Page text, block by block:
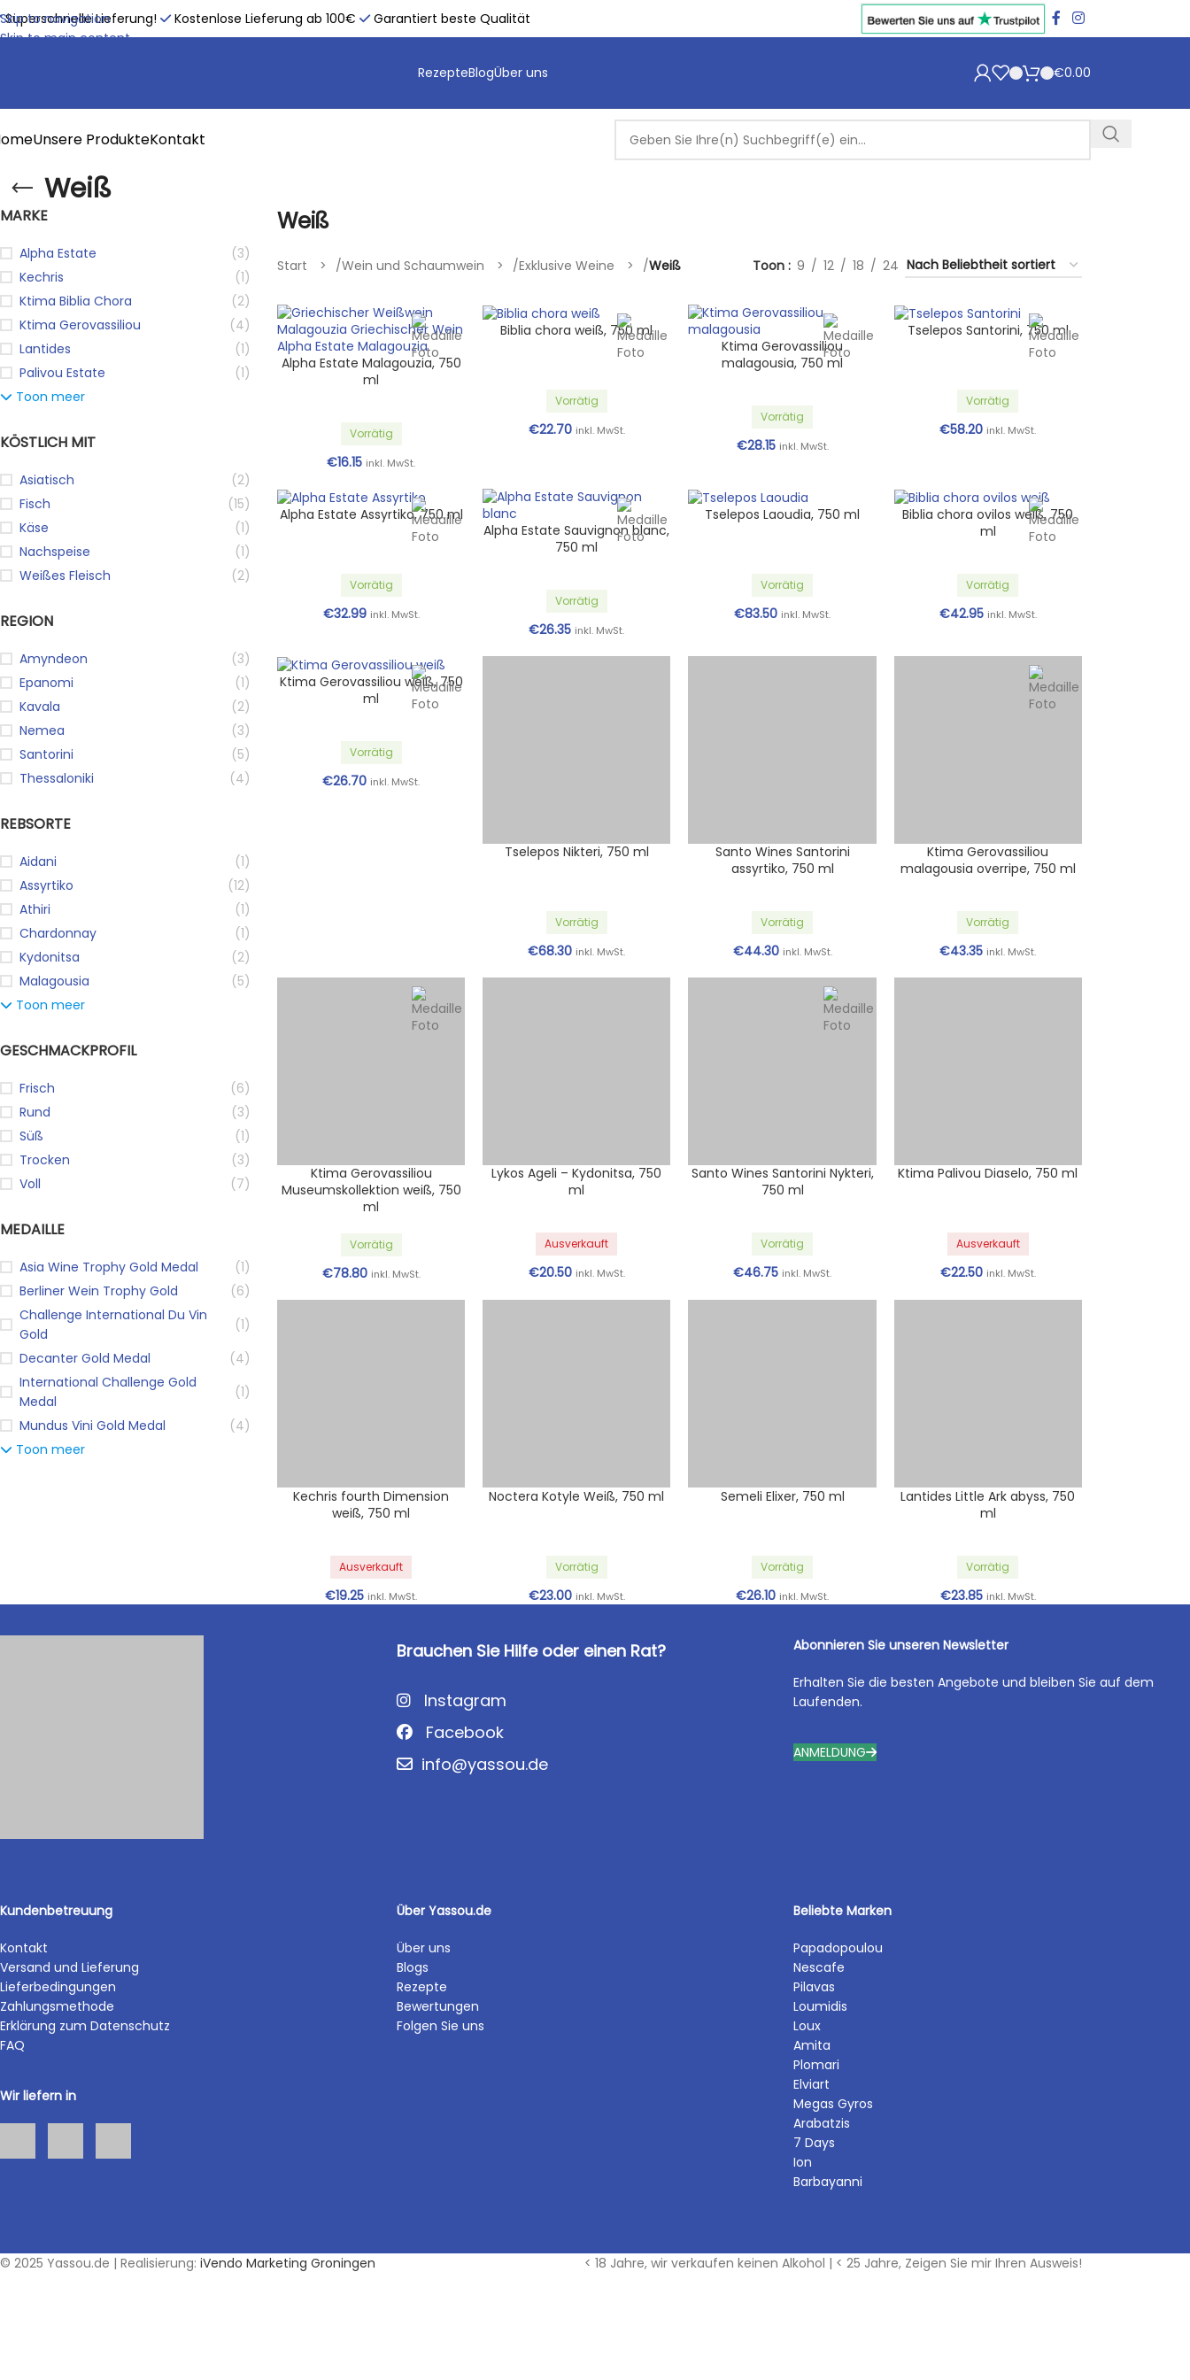
Skip to navigation
Skip to main content
Superschnelle Lieferung! Kostenlose Lieferung ab 100€ Garantiert beste Qualität
RezepteBlogÜber uns €0.00
Unsere ProdukteKontakt
Weiß
MARKE
Alpha Estate
(3)
Kechris
(1)
Ktima Biblia Chora
(2)
Ktima Gerovassiliou
(4)
Lantides
(1)
Palivou Estate
(1)
Toon meer
KÖSTLICH MIT
Asiatisch
(2)
Fisch
(15)
Käse
(1)
Nachspeise
(1)
Weißes Fleisch
(2)
REGION
Amyndeon
(3)
Epanomi
(1)
Kavala
(2)
Nemea
(3)
Santorini
(5)
Thessaloniki
(4)
REBSORTE
Aidani
(1)
Assyrtiko
(12)
Athiri
(1)
Chardonnay
(1)
Kydonitsa
(2)
Malagousia
(5)
Toon meer
GESCHMACKPROFIL
Frisch
(6)
Rund
(3)
Süß
(1)
Trocken
(3)
Voll
(7)
MEDAILLE
Asia Wine Trophy Gold Medal
(1)
Berliner Wein Trophy Gold
(6)
Challenge International Du Vin
Gold
(1)
Decanter Gold Medal
(4)
International Challenge Gold
Medal
(1)
Mundus Vini Gold Medal
(4)
Toon meer
Weiß
Start /Wein und Schaumwein /Exklusive Weine /Weiß Toon 9 12 18 24
Alpha Estate Malagouzia, 750
ml
Vorrätig
€16.15 inkl. MwSt.
Biblia chora weiß, 750 ml
Vorrätig
€22.70 inkl. MwSt.
Ktima Gerovassiliou
malagousia, 750 ml
Vorrätig
€28.15 inkl. MwSt.
Tselepos Santorini, 750 ml
Vorrätig
€58.20 inkl. MwSt.
Alpha Estate Assyrtiko, 750 ml
Vorrätig
€32.99 inkl. MwSt.
Alpha Estate Sauvignon blanc,
750 ml
Vorrätig
€26.35 inkl. MwSt.
Tselepos Laoudia, 750 ml
Vorrätig
€83.50 inkl. MwSt.
Biblia chora ovilos weiß, 750
ml
Vorrätig
€42.95 inkl. MwSt.
Ktima Gerovassiliou weiß, 750
ml
Vorrätig
€26.70 inkl. MwSt.
Santo Wines Santorini
assyrtiko, 750 ml
Vorrätig
€44.30 inkl. MwSt.
Ktima Gerovassiliou
malagousia overripe, 750 ml
Vorrätig
€43.35 inkl. MwSt.
Ktima Gerovassiliou
Museumskollektion weiß, 750
ml
Vorrätig
€78.80 inkl. MwSt.
Lykos Ageli – Kydonitsa, 750
ml
Ausverkauft
€20.50 inkl. MwSt.
Santo Wines Santorini Nykteri,
750 ml
Vorrätig
€46.75 inkl. MwSt.
Ktima Palivou Diaselo, 750 ml
Ausverkauft
€22.50 inkl. MwSt.
Kechris fourth Dimension
weiß, 750 ml
Ausverkauft
€19.25 inkl. MwSt.
Noctera Kotyle Weiß, 750 ml
Vorrätig
€23.00 inkl. MwSt.
Semeli Elixer, 750 ml
Vorrätig
€26.10 inkl. MwSt.
Lantides Little Ark abyss, 750
ml
Vorrätig
€23.85 inkl. MwSt.
Brauchen Sie Hilfe oder einen Rat?
Instagram
Facebook
info@yassou.de
Abonnieren Sie unseren Newsletter
Erhalten Sie die besten Angebote und bleiben Sie auf dem
Laufenden.
ANMELDUNG
Kundenbetreuung
Kontakt
Versand und Lieferung
Lieferbedingungen
Zahlungsmethode
Erklärung zum Datenschutz
FAQ
Wir liefern in
Über Yassou.de
Über uns
Blogs
Rezepte
Bewertungen
Folgen Sie uns
Beliebte Marken
Papadopoulou
Nescafe
Pilavas
Loumidis
Loux
Amita
Plomari
Elviart
Megas Gyros
Arabatzis
7 Days
Ion
Barbayanni
© 2025 Yassou.de | Realisierung: iVendo Marketing Groningen < 18 Jahre, wir verkaufen keinen Alkohol | < 25 Jahre, Zeigen Sie mir Ihren Ausweis!